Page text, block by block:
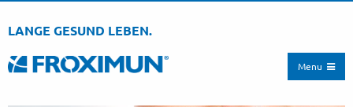
LANGE GESUND LEBEN.
Menu